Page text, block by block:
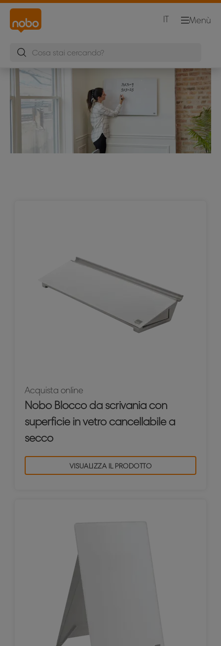
Menù
IT
Acquista online
Nobo Blocco da scrivania con
superficie in vetro cancellabile a
secco
VISUALIZZA IL PRODOTTO